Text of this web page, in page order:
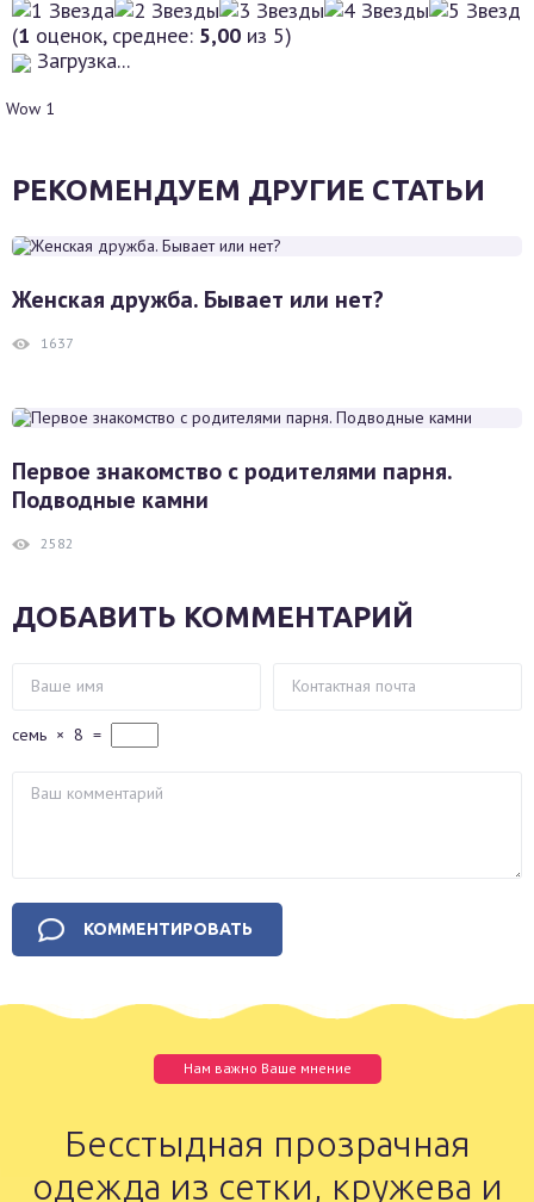
(1 оценок, среднее: 5,00 из 5)
Загрузка...
Wow 1
РЕКОМЕНДУЕМ ДРУГИЕ СТАТЬИ
Женская дружба. Бывает или нет?
1637
Первое знакомство с родителями парня.
Подводные камни
2582
ДОБАВИТЬ КОММЕНТАРИЙ
семь × 8 =
Нам важно Ваше мнение
Бесстыдная прозрачная
одежда из сетки, кружева и